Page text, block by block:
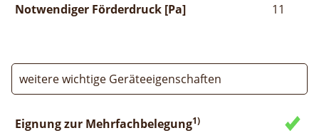
Notwendiger Förderdruck [Pa]
11
weitere wichtige Geräteeigenschaften
Eignung zur Mehrfachbelegung1)